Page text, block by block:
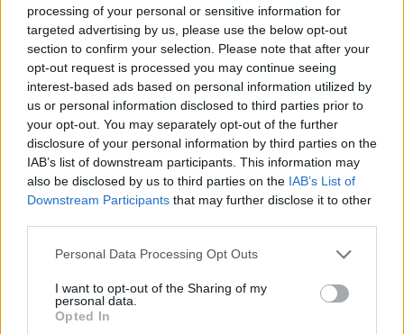
processing of your personal or sensitive information for
targeted advertising by us, please use the below opt-out
section to confirm your selection. Please note that after your
opt-out request is processed you may continue seeing
interest-based ads based on personal information utilized by
us or personal information disclosed to third parties prior to
your opt-out. You may separately opt-out of the further
disclosure of your personal information by third parties on the
IAB’s list of downstream participants. This information may
also be disclosed by us to third parties on the IAB’s List of
Downstream Participants that may further disclose it to other
Please note that this website/app uses one or more Google
not limited to your visit or usage behaviour. You may click to
grant or deny consent to Google and its third-party tags to
use your data for below specified purposes in below Google
Personal Data Processing Opt Outs
I want to opt-out of the Sharing of my
personal data.
Opted In
CALCIO